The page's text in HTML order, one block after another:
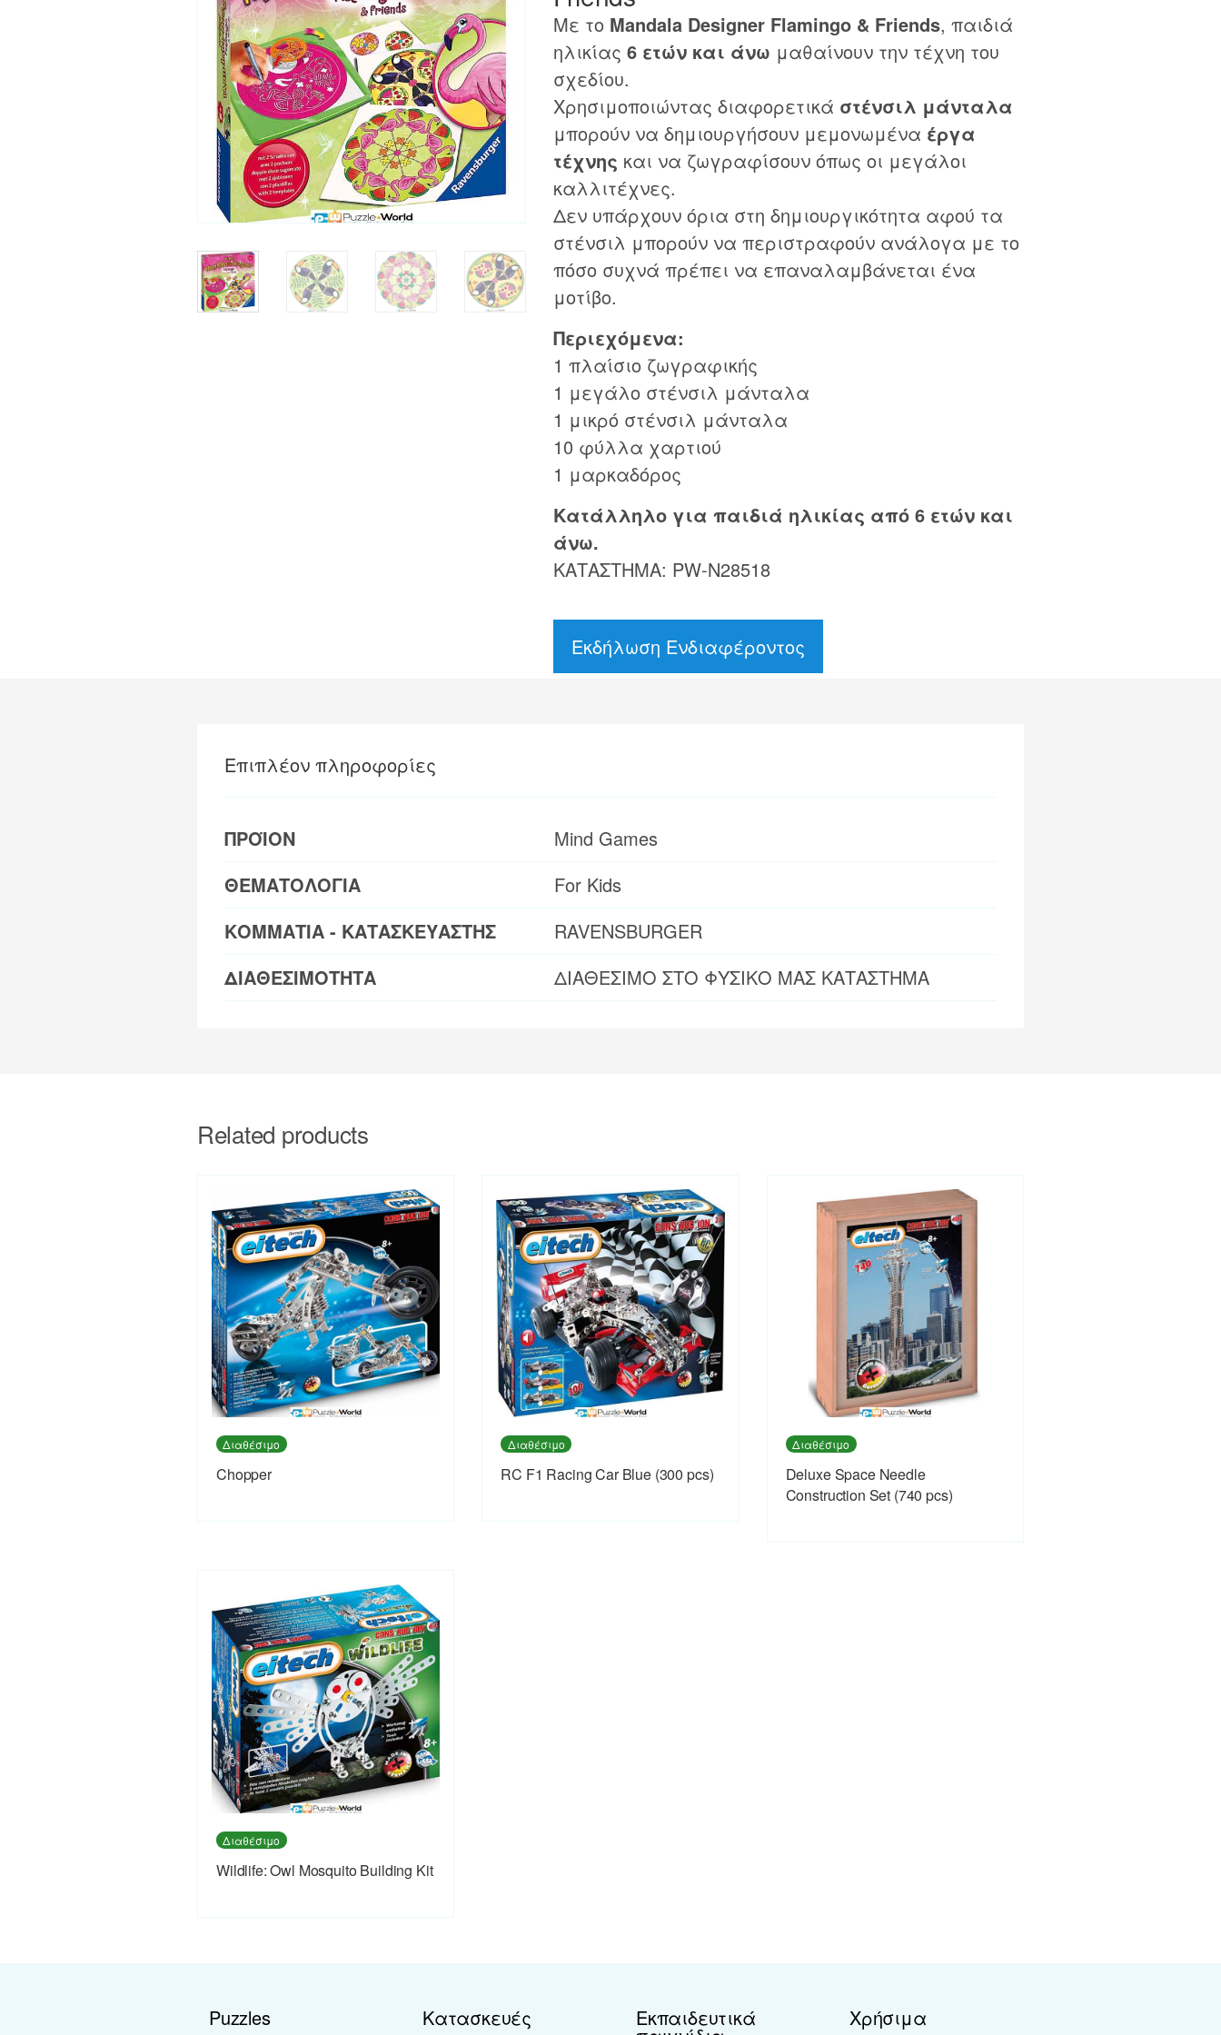
Με το Mandala Designer Flamingo & Friends, παιδιά
ηλικίας 6 ετών και άνω μαθαίνουν την τέχνη του
σχεδίου.
Χρησιμοποιώντας διαφορετικά στένσιλ μάνταλα
μπορούν να δημιουργήσουν μεμονωμένα έργα
τέχνης και να ζωγραφίσουν όπως οι μεγάλοι
καλλιτέχνες.
Δεν υπάρχουν όρια στη δημιουργικότητα αφού τα
στένσιλ μπορούν να περιστραφούν ανάλογα με το
πόσο συχνά πρέπει να επαναλαμβάνεται ένα
μοτίβο.
Περιεχόμενα:
1 πλαίσιο ζωγραφικής
1 μεγάλο στένσιλ μάνταλα
1 μικρό στένσιλ μάνταλα
10 φύλλα χαρτιού
1 μαρκαδόρος
Κατάλληλο για παιδιά ηλικίας από 6 ετών και
άνω.
ΚΑΤΑΣΤΗΜΑ: PW-N28518
Εκδήλωση Ενδιαφέροντος
Επιπλέον πληροφορίες
ΠΡΟΪΟΝ
Mind Games
ΘΕΜΑΤΟΛΟΓΙΑ
For Kids
ΚΟΜΜΑΤΙΑ - ΚΑΤΑΣΚΕΥΑΣΤΗΣ
RAVENSBURGER
ΔΙΑΘΕΣΙΜΟΤΗΤΑ
ΔΙΑΘΕΣΙΜΟ ΣΤΟ ΦΥΣΙΚΟ ΜΑΣ ΚΑΤΑΣΤΗΜΑ
Related products
Διαθέσιμο
Chopper
Διαθέσιμο
RC F1 Racing Car Blue (300 pcs)
Διαθέσιμο
Deluxe Space Needle
Construction Set (740 pcs)
Διαθέσιμο
Wildlife: Owl Mosquito Building Kit
Puzzles Κατασκευές Εκπαιδευτικά Χρήσιμα